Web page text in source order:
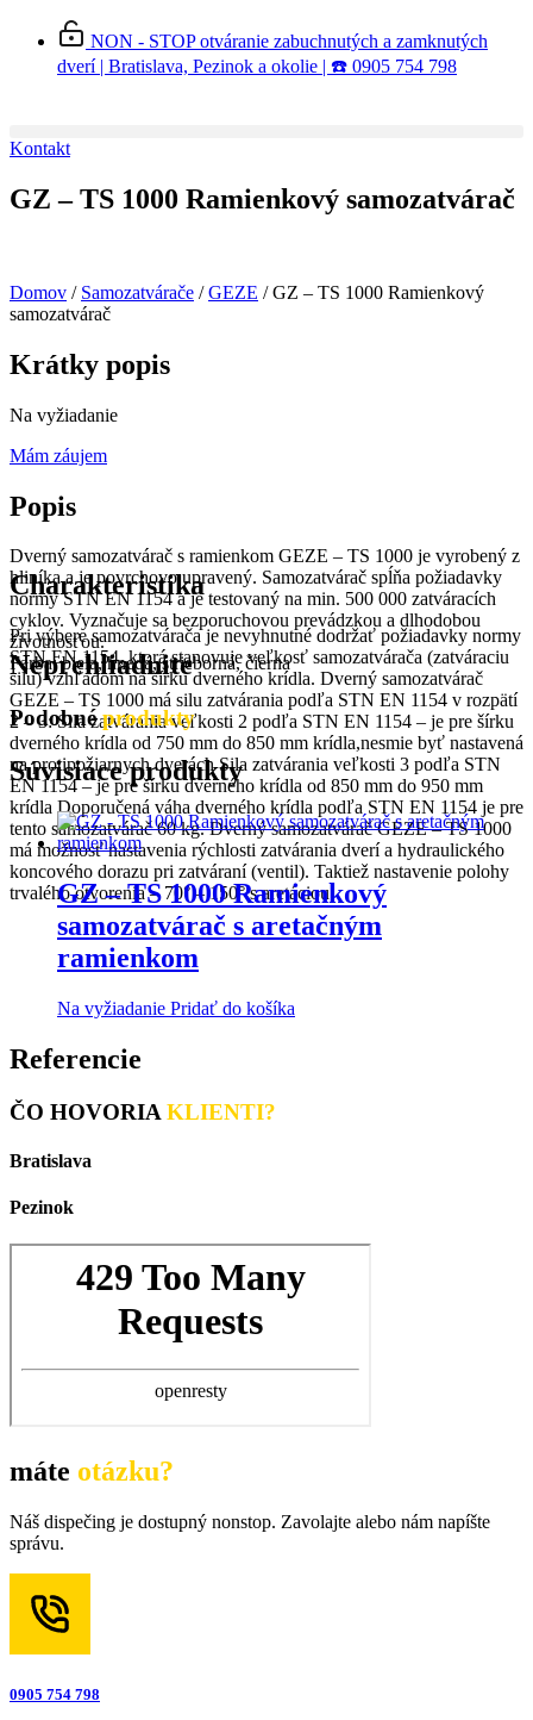
Preskočiť
NON - STOP otváranie zabuchnutých a zamknutých
dverí | Bratislava, Pezinok a okolie | ☎️ 0905 754 798
Kontakt
GZ – TS 1000 Ramienkový samozatvárač
Domov / Samozatvárače /GEZE / GZ – TS 1000 Ramienkový
samozatvárač
Krátky popis
Na vyžiadanie
Mám záujem
Popis
Dverný samozatvárač s ramienkom GEZE – TS 1000 je vyrobený z
hliníka a je povrchovo upravený. Samozatvárač spĺňa požiadavky
normy STN EN 1154 a je testovaný na min. 500 000 zatváracích
cyklov. Vyznačuje sa bezporuchovou prevádzkou a dlhodobou
životnosťou.
Farba: biela, hnedá, strieborná, čierna
Charakteristika
Pri výbere samozatvárača je nevyhnutné dodržať požiadavky normy
STN EN 1154, ktorá stanovuje veľkosť samozatvárača (zatváraciu
silu) vzhľadom na šírku dverného krídla. Dverný samozatvárač
GEZE – TS 1000 má silu zatvárania podľa STN EN 1154 v rozpätí
2 – 3: Sila zatvárania veľkosti 2 podľa STN EN 1154 – je pre šírku
dverného krídla od 750 mm do 850 mm krídla,nesmie byť nastavená
na protipožiarnych dverách Sila zatvárania veľkosti 3 podľa STN
EN 1154 – je pre šírku dverného krídla od 850 mm do 950 mm
krídla Doporučená váha dverného krídla podľa STN EN 1154 je pre
tento samozatvárač 60 kg. Dverný samozatvárač GEZE – TS 1000
má možnosť nastavenia rýchlosti zatvárania dverí a hydraulického
koncového dorazu pri zatváraní (ventil). Taktiež nastavenie polohy
trvalého otvorenia – 70° – 150° s aretáciou.
Neprehliadnite
Podobnéprodukty
Súvisiace produkty
GZ – TS 1000 Ramienkový
samozatvárač s aretačným
ramienkom
Na vyžiadanie Pridať do košíka
Referencie
ČO HOVORIA KLIENTI?
Bratislava
Pezinok
máte otázku?
Náš dispečing je dostupný nonstop. Zavolajte alebo nám napíšte
správu.
0905 754 798